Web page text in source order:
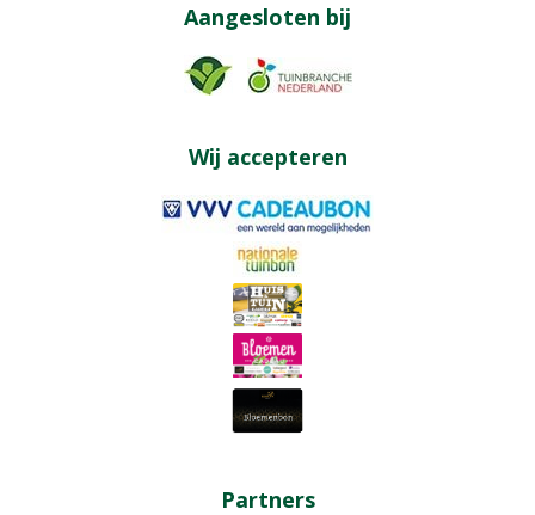
Aangesloten bij
Wij accepteren
Partners